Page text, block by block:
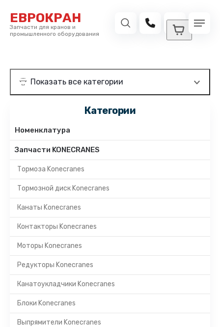
ЕВРОКРАН
Запчасти для кранов и
промышленного оборудования
Категории
Номенклатура
Запчасти KONECRANES
Тормоза Konecranes
Тормозной диск Konecranes
Канаты Konecranes
Контакторы Konecranes
Моторы Konecranes
Редукторы Konecranes
Канатоукладчики Konecranes
Блоки Konecranes
Выпрямители Konecranes